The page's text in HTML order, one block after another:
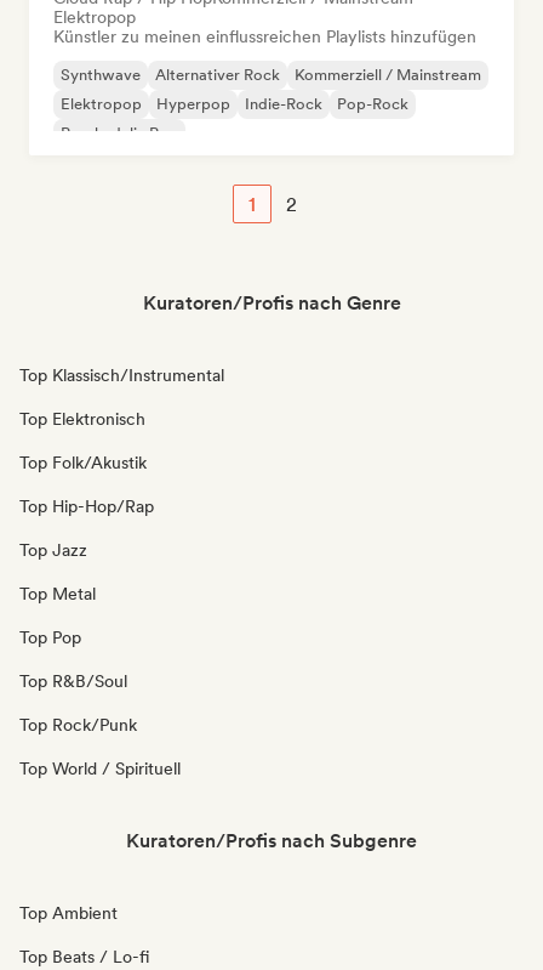
Elektropop
Künstler zu meinen einflussreichen Playlists hinzufügen
Synthwave Alternativer Rock
Kommerziell / Mainstream
Elektropop
Hyperpop Indie-Rock
Pop-Rock
Psychedelic Pop
1 2
Kuratoren/Profis nach Genre
Top Klassisch/Instrumental
Top Elektronisch
Top Folk/Akustik
Top Hip-Hop/Rap
Top Jazz
Top Metal
Top Pop
Top R&B/Soul
Top Rock/Punk
Top World / Spirituell
Kuratoren/Profis nach Subgenre
Top Ambient
Top Beats / Lo-fi